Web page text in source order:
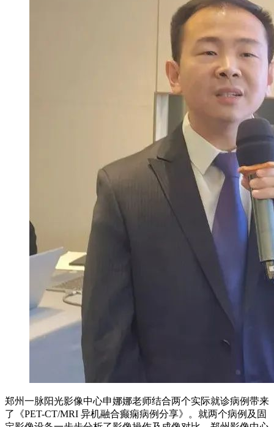
郑州一脉阳光影像中心申娜娜老师结合两个实际就诊病例带来
了《PET-CT/MRI 异机融合癫痫病例分享》。就两个病例及固